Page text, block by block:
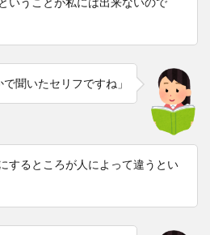
で聞いたセリフですね」
するところが人によって違うとい